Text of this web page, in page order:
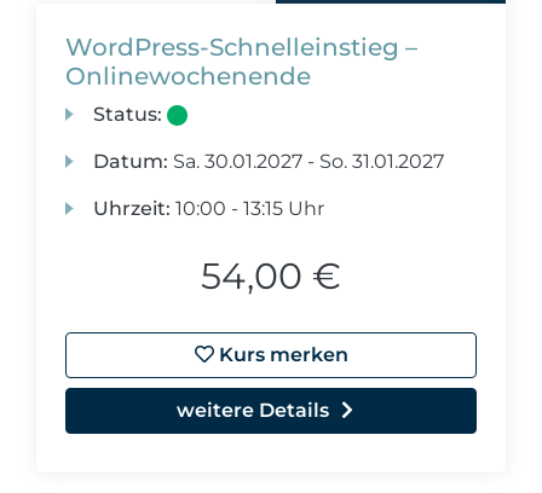
WordPress-Schnelleinstieg –
Onlinewochenende
Status:
Datum: Sa. 30.01.2027 - So. 31.01.2027
Uhrzeit: 10:00 - 13:15 Uhr
54,00 €
Kurs merken
weitere Details